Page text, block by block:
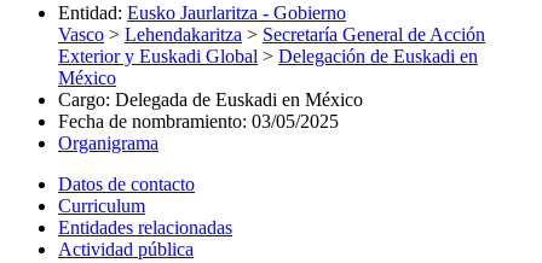
Entidad: Eusko Jaurlaritza - Gobierno
Vasco > Lehendakaritza > Secretaría General de Acción
Exterior y Euskadi Global > Delegación de Euskadi en
México
Cargo: Delegada de Euskadi en México
Fecha de nombramiento: 03/05/2025
Organigrama
Datos de contacto
Curriculum
Entidades relacionadas
Actividad pública